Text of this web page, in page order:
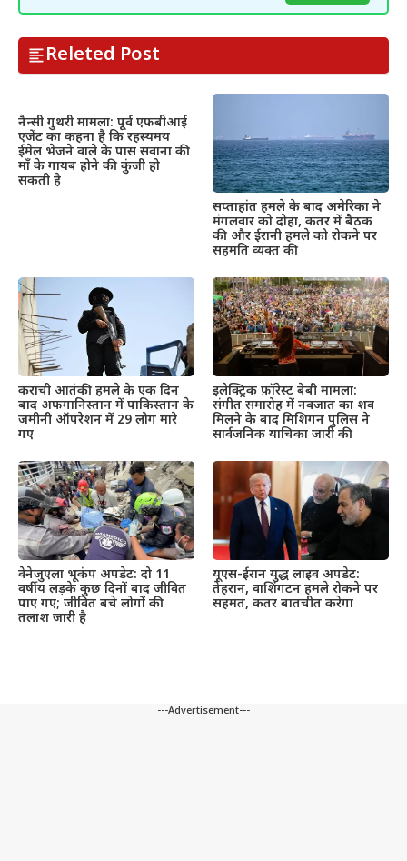
Releted Post
नैन्सी गुथरी मामला: पूर्व एफबीआई
एजेंट का कहना है कि रहस्यमय
ईमेल भेजने वाले के पास सवाना की
माँ के गायब होने की कुंजी हो
सकती है
सप्ताहांत हमले के बाद अमेरिका ने
मंगलवार को दोहा, कतर में बैठक
की और ईरानी हमले को रोकने पर
सहमति व्यक्त की
कराची आतंकी हमले के एक दिन
बाद अफगानिस्तान में पाकिस्तान के
जमीनी ऑपरेशन में 29 लोग मारे
गए
इलेक्ट्रिक फ़ॉरेस्ट बेबी मामला:
संगीत समारोह में नवजात का शव
मिलने के बाद मिशिगन पुलिस ने
सार्वजनिक याचिका जारी की
वेनेजुएला भूकंप अपडेट: दो 11
वर्षीय लड़के कुछ दिनों बाद जीवित
पाए गए; जीवित बचे लोगों की
तलाश जारी है
यूएस-ईरान युद्ध लाइव अपडेट:
तेहरान, वाशिंगटन हमले रोकने पर
सहमत, कतर बातचीत करेगा
---Advertisement---